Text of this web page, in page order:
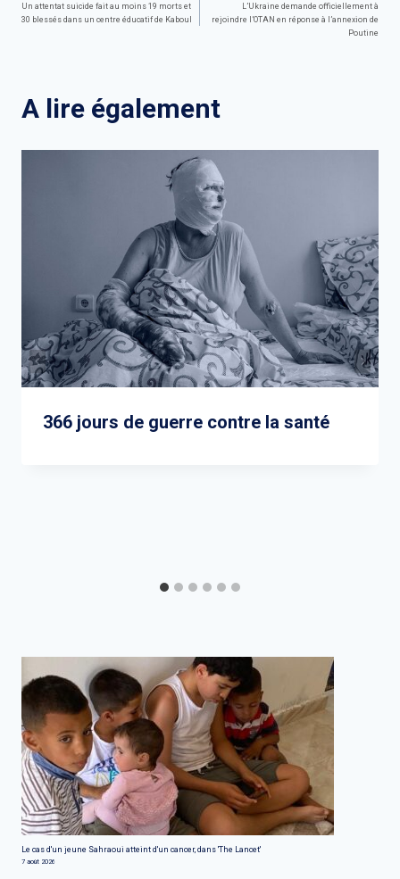
Un attentat suicide fait au moins 19 morts et
30 blessés dans un centre éducatif de Kaboul
L’Ukraine demande officiellement à
rejoindre l’OTAN en réponse à l’annexion de
Poutine
A lire également
366 jours de guerre contre la santé
Le cas d'un jeune Sahraoui atteint d'un cancer, dans 'The Lancet'
7 août 2026